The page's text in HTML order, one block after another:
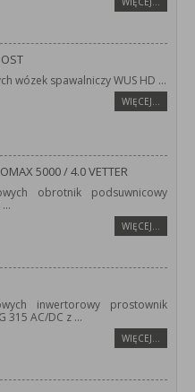
wózek spawalniczy WUS HD ...
WIĘCEJ…
5000 / 4.0 VETTER
obrotnik podsuwnicowy
...
WIĘCEJ…
inwertorowy prostownik
315 AC/DC z ...
WIĘCEJ…